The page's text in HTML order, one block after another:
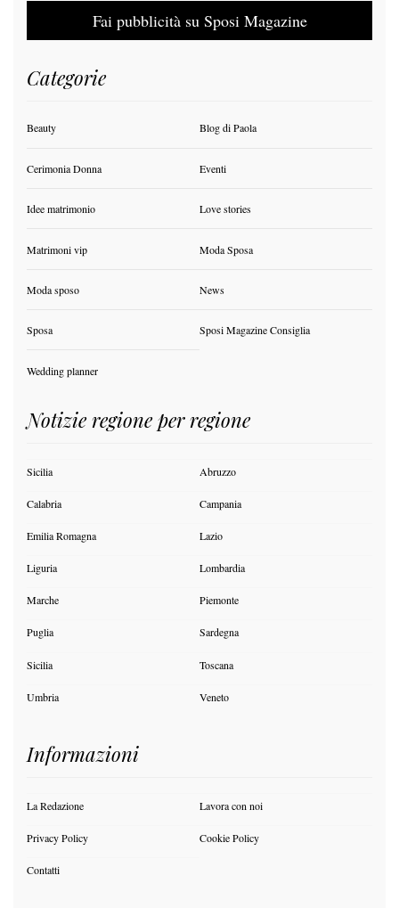
Fai pubblicità su Sposi Magazine
Categorie
Beauty Blog di Paola
Cerimonia Donna Eventi
Idee matrimonio Love stories
Matrimoni vip Moda Sposa
Moda sposo News
Sposa Sposi Magazine Consiglia
Wedding planner
Notizie regione per regione
Sicilia Abruzzo
Calabria Campania
Emilia Romagna Lazio
Liguria Lombardia
Marche Piemonte
Puglia Sardegna
Sicilia Toscana
Umbria Veneto
Informazioni
La Redazione Lavora con noi
Privacy Policy Cookie Policy
Contatti